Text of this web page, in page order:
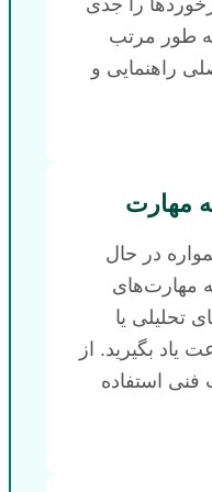
را جدی
طور مرتب
راهنمایی و
مهارت
در حال
مهارت‌های
تحلیلی یا
بگیرید. از
فنی استفاده